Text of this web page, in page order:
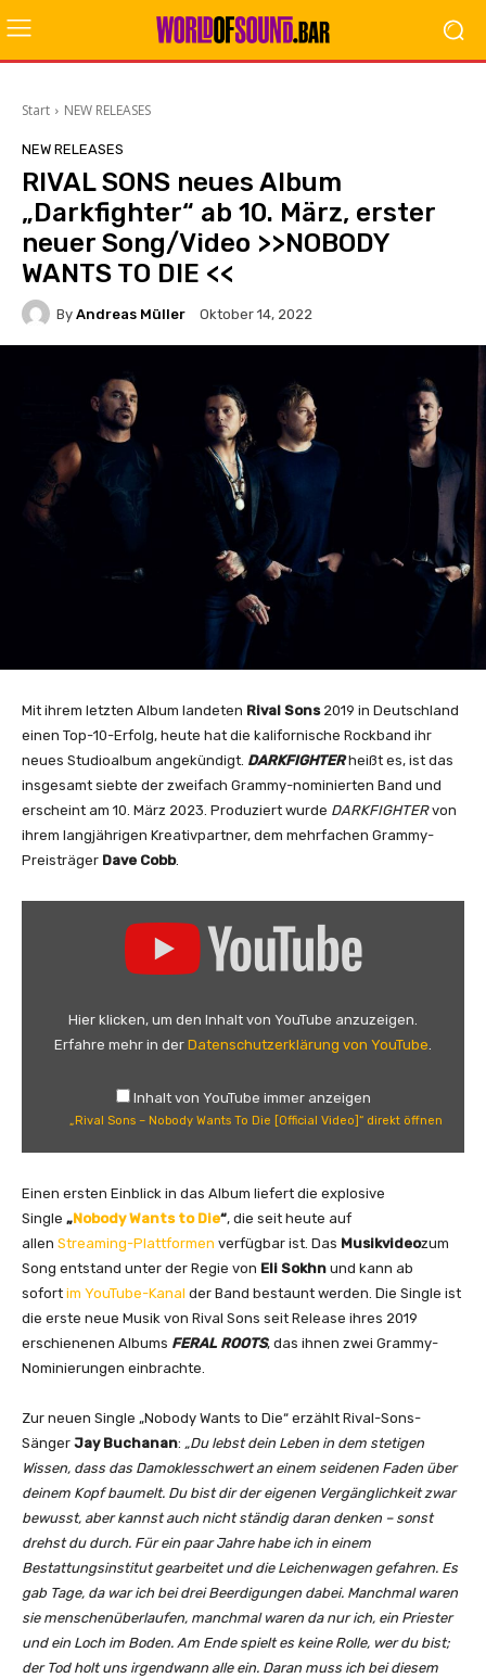
Start NEW RELEASES
NEW RELEASES
RIVAL SONS neues Album
„Darkfighter“ ab 10. März, erster
neuer Song/Video >>NOBODY
WANTS TO DIE <<
By Andreas Müller Oktober 14, 2022
Mit ihrem letzten Album landeten Rival Sons2019 in Deutschland
einen Top-10-Erfolg, heute hat die kalifornische Rockband ihr
neues Studioalbum angekündigt. DARKFIGHTERheißt es, ist das
insgesamt siebte der zweifach Grammy-nominierten Band und
erscheint am 10. März 2023. Produziert wurde DARKFIGHTERvon
ihrem langjährigen Kreativpartner, dem mehrfachen Grammy-
Preisträger Dave Cobb.
N
o
o
y
a
t
s
T
D
e
Hier klicken, um den Inhalt von YouTube anzuzeigen.
Erfahre mehr in der Datenschutzerklärung von YouTube
Inhalt von YouTube immer anzeigen
„Rival Sons – Nobody Wants To Die [Official Video]“ direkt öffnen
Einen ersten Einblick in das Album liefert die explosive
Single „Nobody Wants to Die“, die seit heute auf
allen Streaming-Plattformen verfügbar ist. Das Musikvideozum
Song entstand unter der Regie von Eli Sokhn und kann ab
sofort im YouTube-Kanal der Band bestaunt werden. Die Single ist
die erste neue Musik von Rival Sons seit Release ihres 2019
erschienenen Albums FERAL ROOTS, das ihnen zwei Grammy-
Nominierungen einbrachte.
Zur neuen Single „Nobody Wants to Die“ erzählt Rival-Sons-
Sänger Jay Buchanan: „Du lebst dein Leben in dem stetigen
Wissen, dass das Damoklesschwert an einem seidenen Faden über
deinem Kopf baumelt. Du bist dir der eigenen Vergänglichkeit zwar
bewusst, aber kannst auch nicht ständig daran denken – sonst
drehst du durch. Für ein paar Jahre habe ich in einem
Bestattungsinstitut gearbeitet und die Leichenwagen gefahren. Es
gab Tage, da war ich bei drei Beerdigungen dabei. Manchmal waren
sie menschenüberlaufen, manchmal waren da nur ich, ein Priester
und ein Loch im Boden. Am Ende spielt es keine Rolle, wer du bist;
der Tod holt uns irgendwann alle ein. Daran muss ich bei diesem